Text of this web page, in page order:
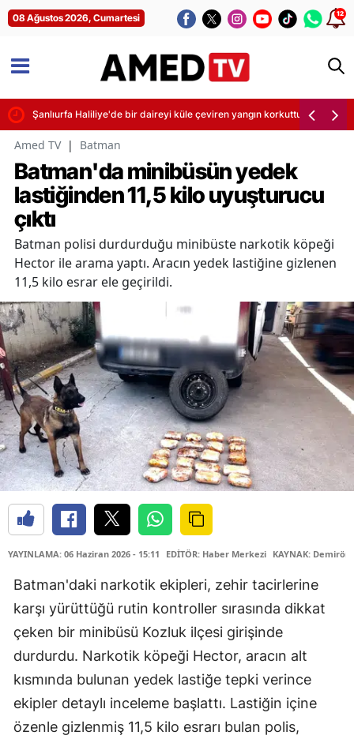
08 Ağustos 2026, Cumartesi 12
Şanlıurfa Haliliye'de bir daireyi küle çeviren yangın korkuttu
Amed TV | Batman
Batman'da minibüsün yedek
lastiğinden 11,5 kilo uyuşturucu
çıktı
Batman polisi durdurduğu minibüste narkotik köpeği
Hector ile arama yaptı. Aracın yedek lastiğine gizlenen
11,5 kilo esrar ele geçirildi.
YAYINLAMA: 06 Haziran 2026 - 15:11 EDİTÖR: Haber Merkezi KAYNAK:
Batman'daki narkotik ekipleri, zehir tacirlerine
karşı yürüttüğü rutin kontroller sırasında dikkat
çeken bir minibüsü Kozluk ilçesi girişinde
durdurdu. Narkotik köpeği Hector, aracın alt
kısmında bulunan yedek lastiğe tepki verince
ekipler detaylı inceleme başlattı. Lastiğin içine
özenle gizlenmiş 11,5 kilo esrarı bulan polis,